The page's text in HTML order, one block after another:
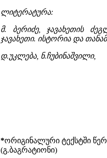
ლიტერატურა:
მ. ბერიძე, ჯავახეთის
ჯავახეთი. ისტორია და
დ.უკლება, ნ.ჩუბინაშვილი,
*ორიგინალური ტექსტში
(გ.ბაგრატიონი)